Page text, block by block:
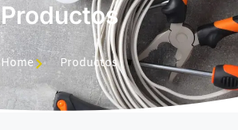
Productos
Home Productos